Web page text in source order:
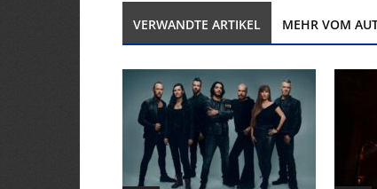
VERWANDTE ARTIKEL MEHR VOM